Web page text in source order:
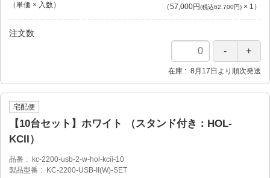
（単価 × 入数） （57,000円(税込62,700円)× 1 ）
注文数
在庫 8月17日より順次発送
宅配便
【10台セット】ホワイト （スタンド付き：HOL-
KCII）
品番
kc-2200-usb-2-w-hol-kcii-10
製品型番
KC-2200-USB-II(W)-SET